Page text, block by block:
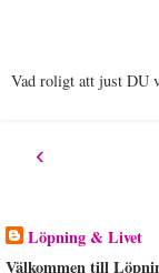
Vad roligt att just DU
‹
Löpning & Livet
Välkommen till